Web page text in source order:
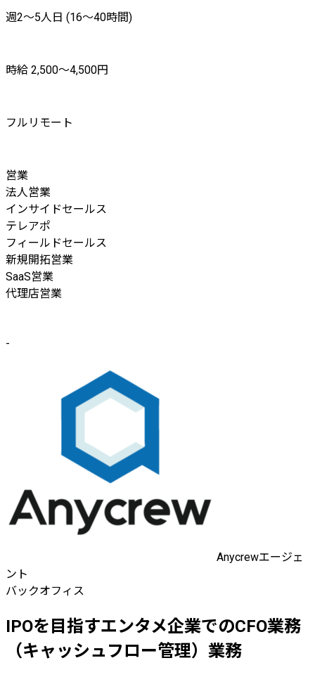
週2〜5人日 (16〜40時間)
時給 2,500〜4,500円
フルリモート
営業
法人営業
インサイドセールス
テレアポ
フィールドセールス
新規開拓営業
SaaS営業
代理店営業
-
Anycrewエージェ
ント
バックオフィス
IPOを目指すエンタメ企業でのCFO業務
（キャッシュフロー管理）業務